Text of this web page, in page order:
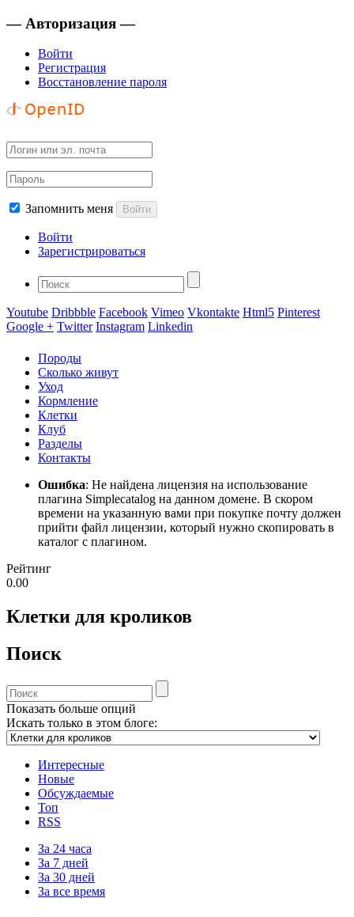
— Авторизация —
Войти
Регистрация
Восстановление пароля
Запомнить меня Войти
Войти
Зарегистрироваться
Youtube Dribbble Facebook Vimeo Vkontakte Html5 Pinterest
Google + Twitter Instagram Linkedin
Породы
Сколько живут
Уход
Кормление
Клетки
Клуб
Разделы
Контакты
Ошибка: Не найдена лицензия на использование
плагина Simplecatalog на данном домене. В скором
времени на указанную вами при покупке почту должен
прийти файл лицензии, который нужно скопировать в
каталог с плагином.
Рейтинг
0.00
Клетки для кроликов
Поиск
Показать больше опций
Искать только в этом блоге:
Интересные
Новые
Обсуждаемые
Топ
RSS
За 24 часа
За 7 дней
За 30 дней
За все время